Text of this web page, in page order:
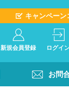
キャンペーン
新規会員登録 ログイ
お問